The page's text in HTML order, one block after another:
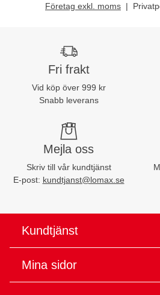
Företag exkl. moms
Fri frakt
Vid köp över 999 kr
Snabb leverans
Mejla oss
Skriv till vår kundtjänst
E-post: kundtjanst@lomax.se
Kundtjänst
Mina sidor